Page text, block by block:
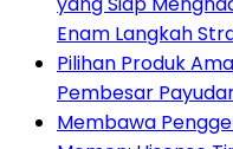
Enam Langkah
Pilihan Produk
Pembesar
Membawa